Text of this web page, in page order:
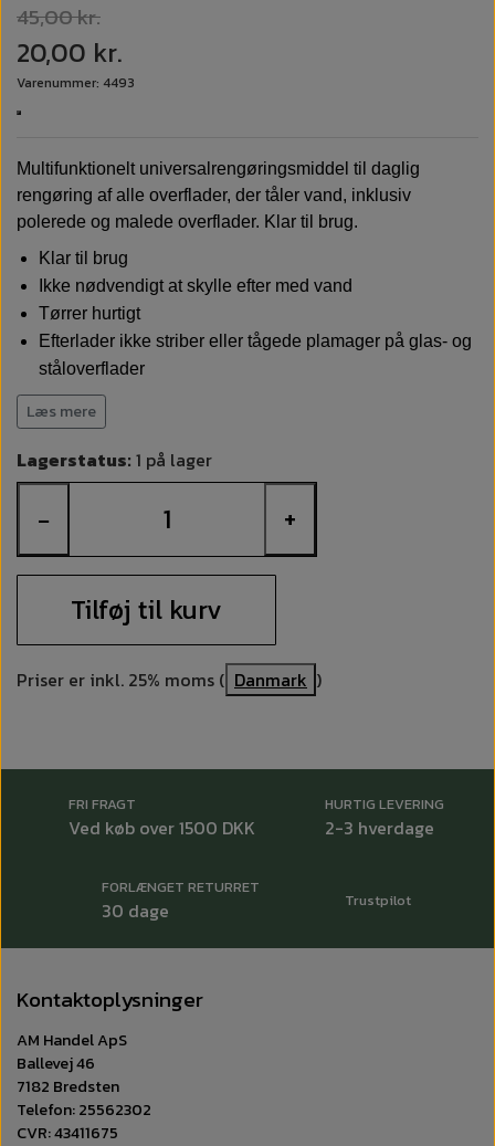
45,00 kr.
20,00 kr.
Varenummer: 4493
Multifunktionelt universalrengøringsmiddel til daglig
rengøring af alle overflader, der tåler vand, inklusiv
polerede og malede overflader. Klar til brug.
Klar til brug
Ikke nødvendigt at skylle efter med vand
Tørrer hurtigt
Efterlader ikke striber eller tågede plamager på glas- og
ståloverflader
Svanemærket
Astma- og Allergimærket.
Kiilto Superquick Spurt er fremstillet af plantebaserede,
fornybare og bionedbrydelige råvarer, der er ansvarligt
Læs mere
Lagerstatus: 1 på lager
− +
Tilføj til kurv
Priser er inkl. 25% moms ( Danmark )
FRI FRAGT
Ved køb over 1500 DKK
HURTIG LEVERING
2-3 hverdage
FORLÆNGET RETURRET
30 dage Trustpilot
Kontaktoplysninger
AM Handel ApS
Ballevej 46
7182 Bredsten
Telefon: 25562302
CVR: 43411675